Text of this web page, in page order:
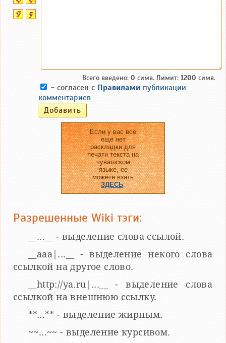
Всего введено: 0 симв. Лимит: 1200 симв.
- согласен с Правилами публикации
комментариев
Если у вас все
еще нет
раскладки для
печати текста на
чувашском
языке, ее
можете взять
ЗДЕСЬ.
Разрешенные Wiki тэги:
__...__ - выделение слова ссылой.
__aaa|...__ - выделение некого слова
ссылкой на другое слово.
__http://ya.ru|...__ - выделение слова
ссылкой на внешнюю ссылку.
**...** - выделение жирным.
~~...~~ - выделение курсивом.